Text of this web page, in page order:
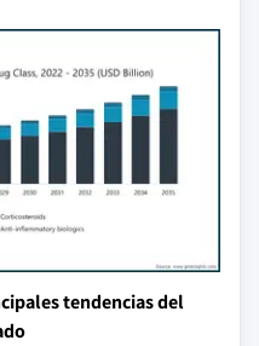
tendencias del